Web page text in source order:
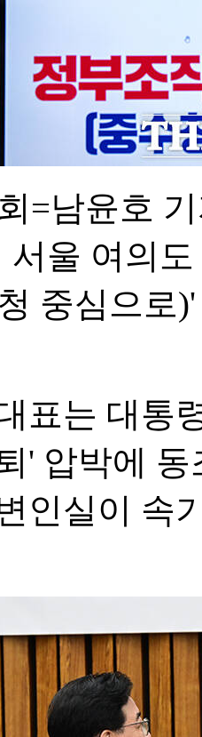
=남윤호
서울 여의
중심으로
표는 대통
' 압박에
인실이 속